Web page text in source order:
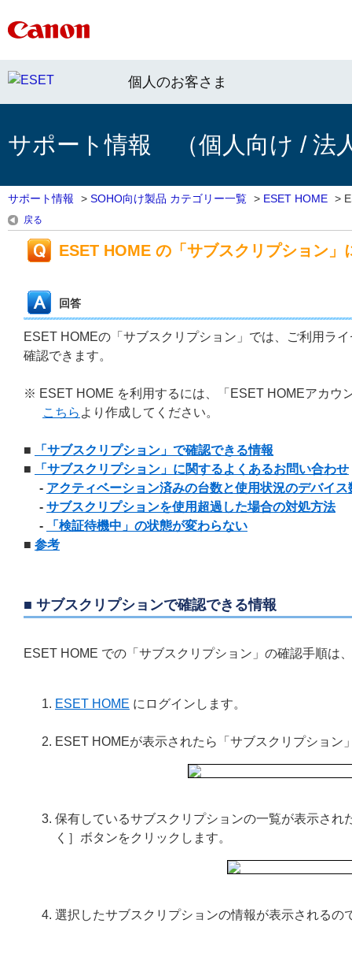
個人のお客さま
サポート情報 （個人向け / 法
サポート情報 > SOHO向け製品 カテゴリー一覧 > ESET HOME >
戻る
ESET HOME の「サブスクリプション」
回答
ESET HOMEの「サブスクリプション」では、ご利用ラ
確認できます。
※ ESET HOME を利用するには、「ESET HOMEアカウ
こちら より作成してください。
■
「サブスクリプション」で確認できる情報
■
「サブスクリプション」に関するよくあるお問い合わせ
- アクティベーション済みの台数と使用状況のデバイ
- サブスクリプションを使用超過した場合の対処方法
-
「検証待機中」の状態が変わらない
■ 参考
■ サブスクリプションで確認できる情報
ESET HOME での「サブスクリプション」の確認手順は
ESET HOME にログインします。
ESET HOMEが表示されたら「サブスクリプション
保有しているサブスクリプションの一覧が表示さ
く］ボタンをクリックします。
選択したサブスクリプションの情報が表示されるの